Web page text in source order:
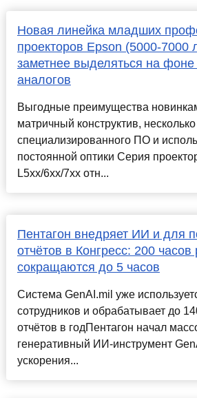
Новая линейка младших
проекторов Epson (5000-7000
заметнее выделяться на
аналогов
Выгодные преимущества
матричный конструктив,
специализированного ПО и
постоянной оптики Серия
L5xx/6xx/7xx отн...
Пентагон внедряет ИИ и для
отчётов в Конгресс: 200
сокращаются до 5 часов
Система GenAI.mil уже
сотрудников и обрабатывает до
отчётов в годПентагон начал
генеративный ИИ-инструмент
ускорения...